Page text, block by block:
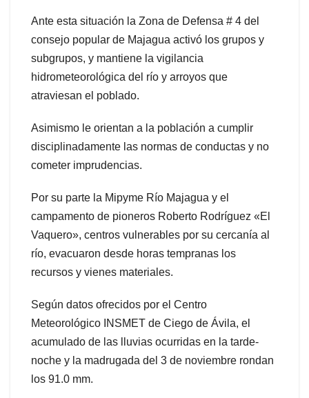
Ante esta situación la Zona de Defensa # 4 del
consejo popular de Majagua activó los grupos y
subgrupos, y mantiene la vigilancia
hidrometeorológica del río y arroyos que
atraviesan el poblado.
Asimismo le orientan a la población a cumplir
disciplinadamente las normas de conductas y no
cometer imprudencias.
Por su parte la Mipyme Río Majagua y el
campamento de pioneros Roberto Rodríguez «El
Vaquero», centros vulnerables por su cercanía al
río, evacuaron desde horas tempranas los
recursos y vienes materiales.
Según datos ofrecidos por el Centro
Meteorológico INSMET de Ciego de Ávila, el
acumulado de las lluvias ocurridas en la tarde-
noche y la madrugada del 3 de noviembre rondan
los 91.0 mm.